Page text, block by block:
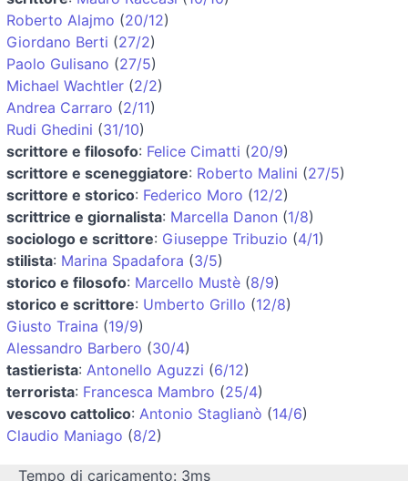
Roberto Alajmo (20/12)
Giordano Berti (27/2)
Paolo Gulisano (27/5)
Michael Wachtler (2/2)
Andrea Carraro (2/11)
Rudi Ghedini (31/10)
scrittore e filosofo: Felice Cimatti (20/9)
scrittore e sceneggiatore: Roberto Malini (27/5)
scrittore e storico: Federico Moro (12/2)
scrittrice e giornalista: Marcella Danon (1/8)
sociologo e scrittore: Giuseppe Tribuzio (4/1)
stilista: Marina Spadafora (3/5)
storico e filosofo: Marcello Mustè (8/9)
storico e scrittore: Umberto Grillo (12/8)
Giusto Traina (19/9)
Alessandro Barbero (30/4)
tastierista: Antonello Aguzzi (6/12)
terrorista: Francesca Mambro (25/4)
vescovo cattolico: Antonio Staglianò (14/6)
Claudio Maniago (8/2)
Tempo di caricamento: 3ms